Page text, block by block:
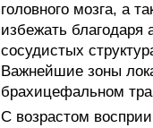
головного мозга, а
избежать
сосудистых
Важнейшие зоны
брахицефальном
С возрастом